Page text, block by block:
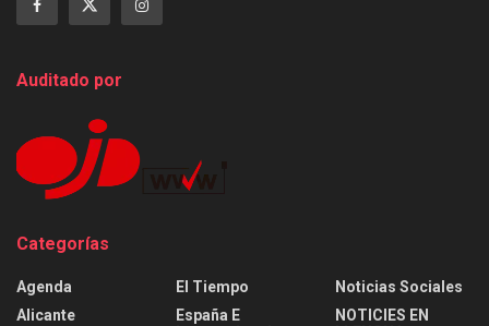
Auditado por
Categorías
Agenda
Alicante
El Tiempo
España E
Noticias Sociales
NOTICIES EN